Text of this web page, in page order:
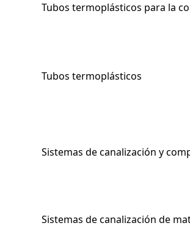
Tubos termoplásticos para la
Tubos termoplásticos
Sistemas de canalización y
Sistemas de canalización de